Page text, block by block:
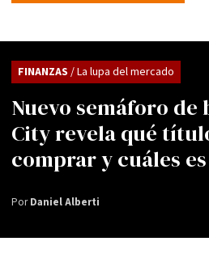
Nuevo semáforo de
City revela qué
comprar y cuáles
FINANZAS / La lupa del mercado
PorDaniel Alberti